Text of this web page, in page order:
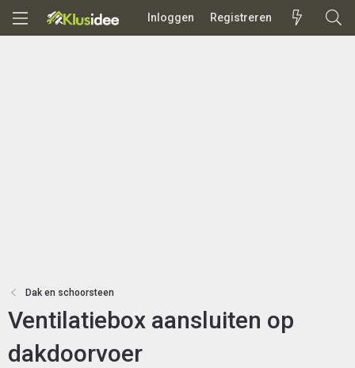
Inloggen Registreren
Dak en schoorsteen
Ventilatiebox aansluiten op
dakdoorvoer